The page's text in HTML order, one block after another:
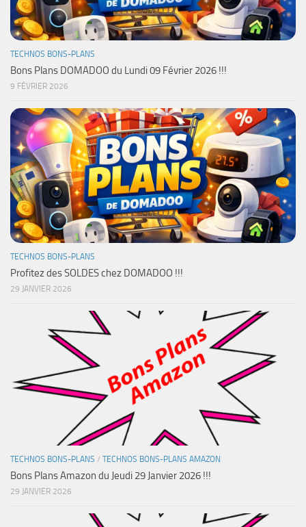
TECHNOS BONS-PLANS
Bons Plans DOMADOO du Lundi 09 Février 2026 !!!
9 FÉVRIER 2026
TECHNOS BONS-PLANS
Profitez des SOLDES chez DOMADOO !!!
29 JANVIER 2026
TECHNOS BONS-PLANS / TECHNOS BONS-PLANS AMAZON
Bons Plans Amazon du Jeudi 29 Janvier 2026 !!!
29 JANVIER 2026